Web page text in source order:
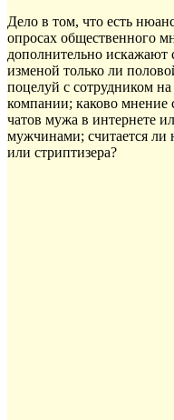
Дело в том, что есть
опросах общественного
дополнительно искажают
изменой только ли
поцелуй с сотрудником
компании; каково мнение
чатов мужа в интернете
мужчинами; считается ли
или стриптизера?